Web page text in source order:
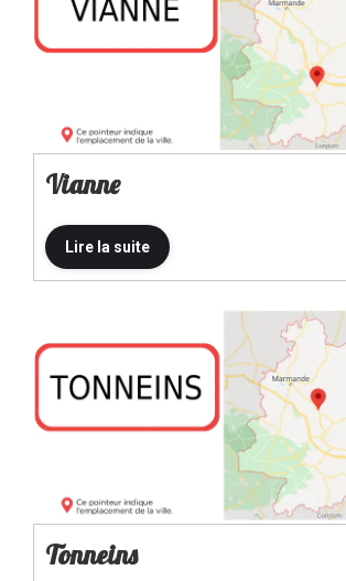
Vianne
Tonneins